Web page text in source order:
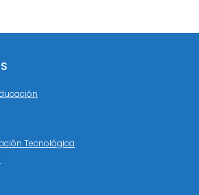
Tecnológica